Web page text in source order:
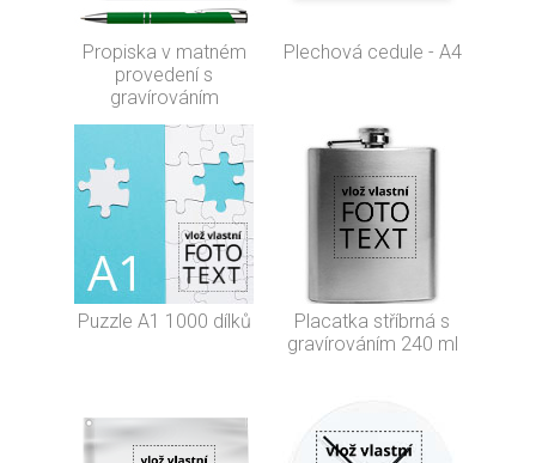
Propiska v matném
provedení s
gravírováním
Plechová cedule - A4
Puzzle A1 1000 dílků
Placatka stříbrná s
gravírováním 240 ml